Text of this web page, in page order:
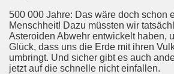
500 000 Jahre: Das wäre doch schon
Menschheit! Dazu müssten wir
Asteroiden Abwehr entwickelt haben,
Glück, dass uns die Erde mit ihren
umbringt. Und sicher gibt es auch
jetzt auf die schnelle nicht einfallen.